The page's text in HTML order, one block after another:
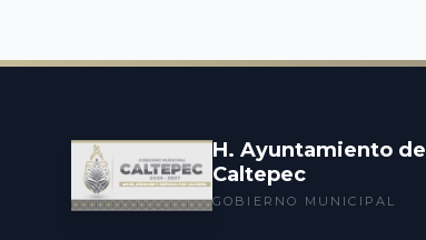
H. Ayuntamiento de
Caltepec
GOBIERNO MUNICIPAL